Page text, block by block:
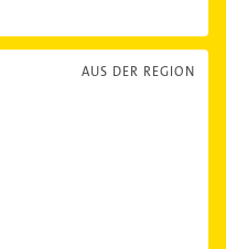
AUS DER REGION